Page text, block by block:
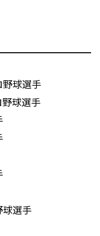
球選手
球選手
選手